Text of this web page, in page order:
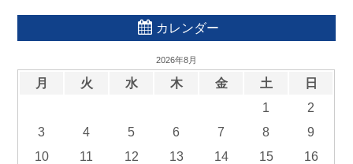
カレンダー
2026年8月
月 火 水 木 金 土 日
1
2
3
4 5 6 7 8
9
10
11 12 13 14 15
16